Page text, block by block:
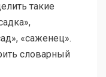
такие
«саженец».
словарный